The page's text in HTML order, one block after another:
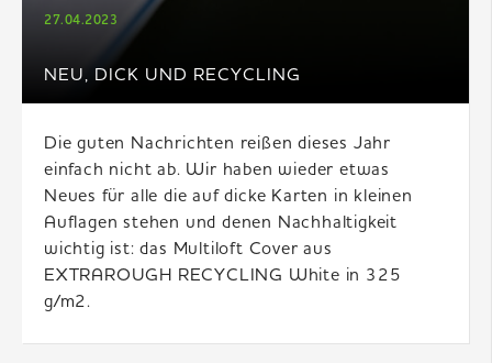
NEU, DICK UND RECYCLING
27.04.2023
Die guten Nachrichten reißen dieses Jahr
einfach nicht ab. Wir haben wieder etwas
Neues für alle die auf dicke Karten in kleinen
Auflagen stehen und denen Nachhaltigkeit
wichtig ist: das Multiloft Cover aus
EXTRAROUGH RECYCLING White in 325
g/m2.